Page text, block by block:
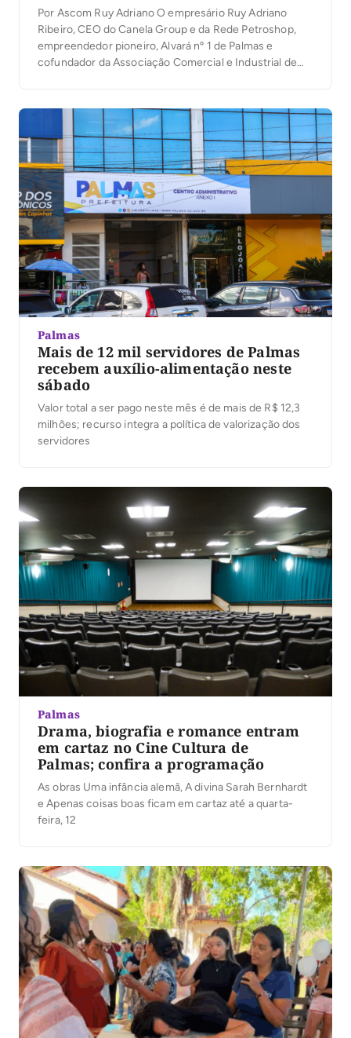
Por Ascom Ruy Adriano O empresário Ruy Adriano
Ribeiro, CEO do Canela Group e da Rede Petroshop,
empreendedor pioneiro, Alvará nº 1 de Palmas e
cofundador da Associação Comercial e Industrial de
solenidade de inauguração do novo auditório da
entidade. […]
Palmas
Mais de 12 mil servidores de Palmas
recebem auxílio-alimentação neste
sábado
Valor total a ser pago neste mês é de mais de R$ 12,3
milhões; recurso integra a política de valorização dos
servidores
Palmas
Drama, biografia e romance entram
em cartaz no Cine Cultura de
Palmas; confira a programação
As obras Uma infância alemã, A divina Sarah Bernhardt
e Apenas coisas boas ficam em cartaz até a quarta-
feira, 12